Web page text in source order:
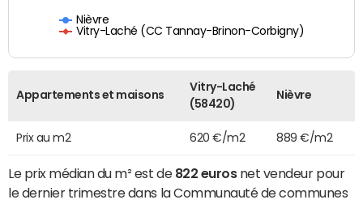
Nièvre
Vitry-Laché (CC Tannay-Brinon-Corbigny)
Appartements et maisons
Vitry-Laché
(58420)
Nièvre
Prix au m2 620 €/m2 889 €/m2
Le prix médian du m² est de 822 eurosnet vendeur pour
le dernier trimestre dans la Communauté de communes